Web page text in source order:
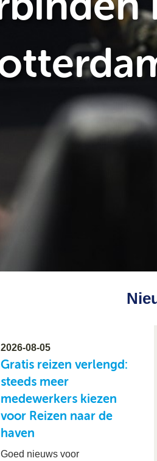
2026-08-05
Gratis reizen verlengd:
steeds meer
medewerkers kiezen
voor Reizen naar de
haven
Goed nieuws voor